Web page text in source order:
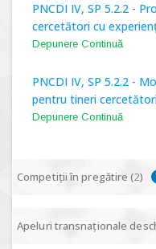
PNCDI IV, SP 5.2.2 -
cercetători cu
Depunere Continuă
PNCDI IV, SP 5.2.2 -
pentru tineri
Depunere Continuă
Competiții în pregătire (2)
PNCDI IV, P 5.1 -
Apeluri transnaționale